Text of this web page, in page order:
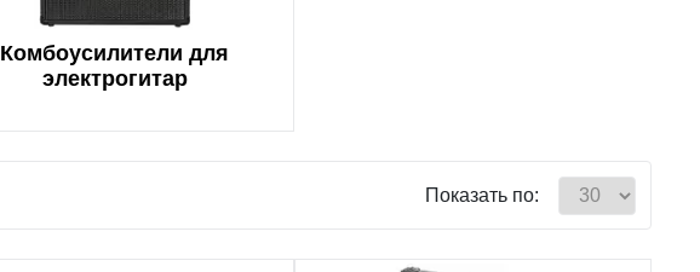
Комбоусилители для
электрогитар
Показать по: